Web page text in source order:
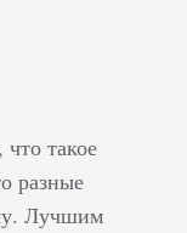
познакомим
Каждый кейс
по
такое
разные
Лучшим